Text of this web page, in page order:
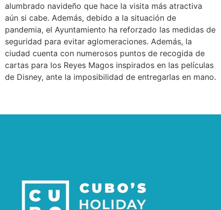
alumbrado navideño que hace la visita más atractiva
aún si cabe. Además, debido a la situación de
pandemia, el Ayuntamiento ha reforzado las medidas de
seguridad para evitar aglomeraciones. Además, la
ciudad cuenta con numerosos puntos de recogida de
cartas para los Reyes Magos inspirados en las películas
de Disney, ante la imposibilidad de entregarlas en mano.